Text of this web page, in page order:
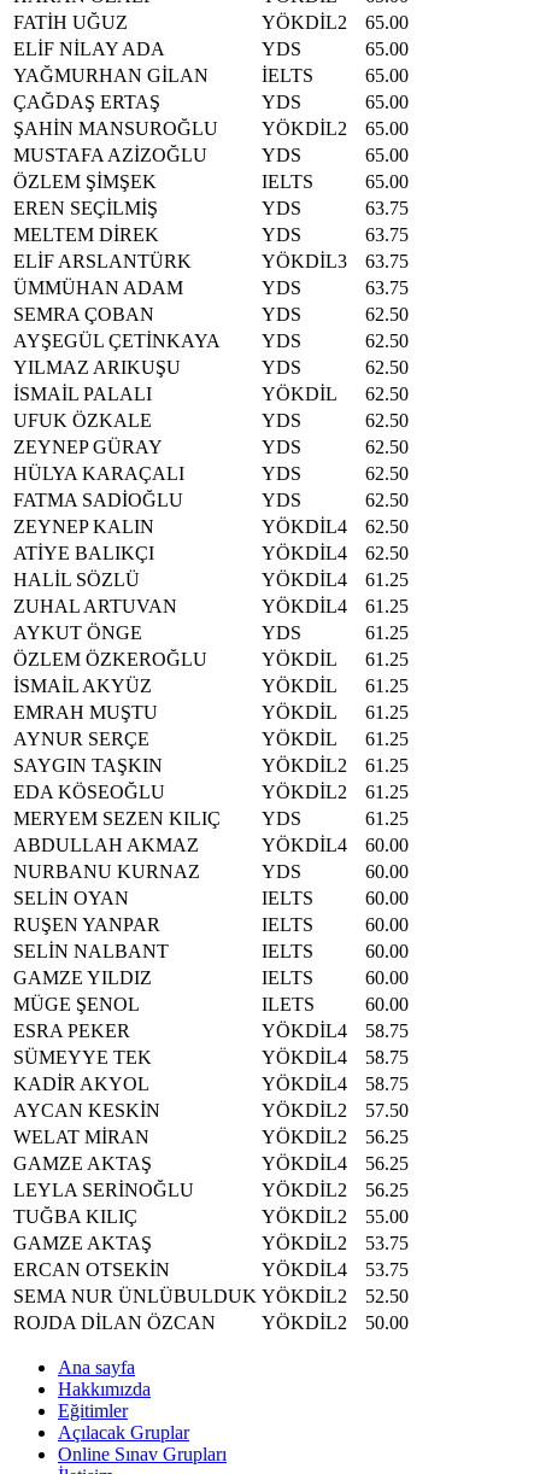
FATİH UĞUZ
YÖKDİL2
65.00
ELİF NİLAY ADA
YDS
65.00
YAĞMURHAN GİLAN
İELTS
65.00
ÇAĞDAŞ ERTAŞ
YDS
65.00
ŞAHİN MANSUROĞLU
YÖKDİL2
65.00
MUSTAFA AZİZOĞLU
YDS
65.00
ÖZLEM ŞİMŞEK
IELTS
65.00
EREN SEÇİLMİŞ
YDS
63.75
MELTEM DİREK
YDS
63.75
ELİF ARSLANTÜRK
YÖKDİL3
63.75
ÜMMÜHAN ADAM
YDS
63.75
SEMRA ÇOBAN
YDS
62.50
AYŞEGÜL ÇETİNKAYA
YDS
62.50
YILMAZ ARIKUŞU
YDS
62.50
İSMAİL PALALI
YÖKDİL
62.50
UFUK ÖZKALE
YDS
62.50
ZEYNEP GÜRAY
YDS
62.50
HÜLYA KARAÇALI
YDS
62.50
FATMA SADİOĞLU
YDS
62.50
ZEYNEP KALIN
YÖKDİL4
62.50
ATİYE BALIKÇI
YÖKDİL4
62.50
HALİL SÖZLÜ
YÖKDİL4
61.25
ZUHAL ARTUVAN
YÖKDİL4
61.25
AYKUT ÖNGE
YDS
61.25
ÖZLEM ÖZKEROĞLU
YÖKDİL
61.25
İSMAİL AKYÜZ
YÖKDİL
61.25
EMRAH MUŞTU
YÖKDİL
61.25
AYNUR SERÇE
YÖKDİL
61.25
SAYGIN TAŞKIN
YÖKDİL2
61.25
EDA KÖSEOĞLU
YÖKDİL2
61.25
MERYEM SEZEN KILIÇ
YDS
61.25
ABDULLAH AKMAZ
YÖKDİL4
60.00
NURBANU KURNAZ
YDS
60.00
SELİN OYAN
IELTS
60.00
RUŞEN YANPAR
IELTS
60.00
SELİN NALBANT
IELTS
60.00
GAMZE YILDIZ
IELTS
60.00
MÜGE ŞENOL
ILETS
60.00
ESRA PEKER
YÖKDİL4
58.75
SÜMEYYE TEK
YÖKDİL4
58.75
KADİR AKYOL
YÖKDİL4
58.75
AYCAN KESKİN
YÖKDİL2
57.50
WELAT MİRAN
YÖKDİL2
56.25
GAMZE AKTAŞ
YÖKDİL4
56.25
LEYLA SERİNOĞLU
YÖKDİL2
56.25
TUĞBA KILIÇ
YÖKDİL2
55.00
GAMZE AKTAŞ
YÖKDİL2
53.75
ERCAN OTSEKİN
YÖKDİL4
53.75
SEMA NUR ÜNLÜBULDUK YÖKDİL2
52.50
ROJDA DİLAN ÖZCAN
YÖKDİL2 50.00
Ana sayfa
Hakkımızda
Eğitimler
Açılacak Gruplar
Online Sınav Grupları